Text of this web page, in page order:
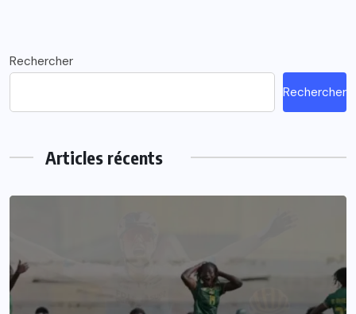
Rechercher
Rechercher
Articles récents